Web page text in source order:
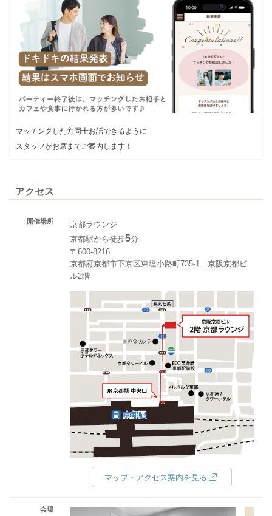
マッチングした方同士お話できるように
スタッフがお席までご案内します！
アクセス
開催場所
京都ラウンジ
京都駅から徒歩5分
〒600-8216
京都府京都市下京区東塩小路町735-1 京阪京都ビ
ル2階
マップ・アクセス案内を見る
会場